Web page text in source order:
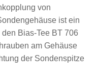
von
ist ein
Bias-Tee BT 706
am Gehäuse
der Sondenspitze